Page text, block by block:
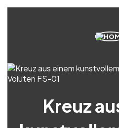
Kreuz